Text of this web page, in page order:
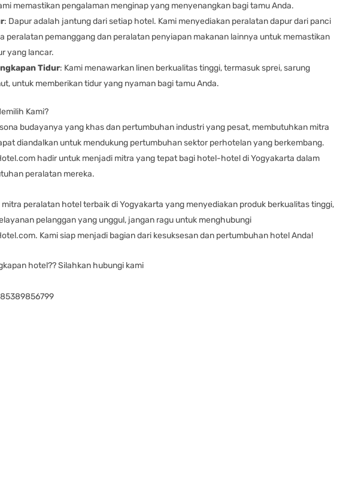
memastikan pengalaman menginap yang menyenangkan bagi tamu Anda.
: Dapur adalah jantung dari setiap hotel. Kami menyediakan peralatan dapur dari panci
peralatan pemanggang dan peralatan penyiapan makanan lainnya untuk memastikan
yang lancar.
Tidur: Kami menawarkan linen berkualitas tinggi, termasuk sprei, sarung
untuk memberikan tidur yang nyaman bagi tamu Anda.
Kami?
budayanya yang khas dan pertumbuhan industri yang pesat, membutuhkan mitra
diandalkan untuk mendukung pertumbuhan sektor perhotelan yang berkembang.
hadir untuk menjadi mitra yang tepat bagi hotel-hotel di Yogyakarta dalam
peralatan mereka.
peralatan hotel terbaik di Yogyakarta yang menyediakan produk berkualitas tinggi,
pelanggan yang unggul, jangan ragu untuk menghubungi
Kami siap menjadi bagian dari kesuksesan dan pertumbuhan hotel Anda!
hotel?? Silahkan hubungi kami